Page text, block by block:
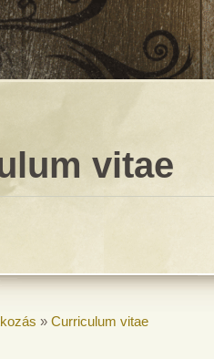
vitae
» Curriculum vitae